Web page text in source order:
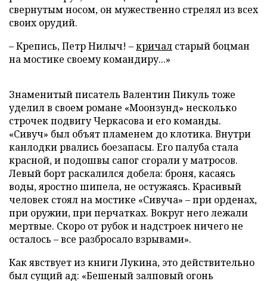
свернутым носом, он мужественно стрелял из всех
своих орудий.
– Крепись, Петр Нилыч! –кричал старый боцман
на мостике своему командиру...»
Знаменитый писатель Валентин Пикуль тоже
уделил в своем романе «Моонзунд» несколько
строчек подвигу Черкасова и его команды.
«Сивуч» был объят пламенем до клотика. Внутри
канлодки рвались боезапасы. Его палуба стала
красной, и подошвы сапог сгорали у матросов.
Левый борт раскалился добела: броня, касаясь
воды, яростно шипела, не остужаясь. Красивый
человек стоял на мостике «Сивуча» – при орденах,
при оружии, при перчатках. Вокруг него лежали
мертвые. Скоро от рубок и надстроек ничего не
осталось – все разбросало взрывами».
Как явствует из книги Лукина, это действительно
был сущий ад: «Бешеный залповый огонь